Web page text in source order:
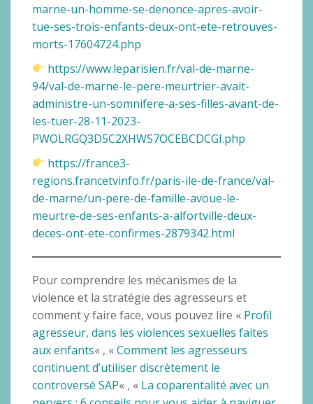
marne-un-homme-se-denonce-apres-avoir-
tue-ses-trois-enfants-deux-ont-ete-retrouves-
morts-17604724.php
https://www.leparisien.fr/val-de-marne-
94/val-de-marne-le-pere-meurtrier-avait-
administre-un-somnifere-a-ses-filles-avant-de-
les-tuer-28-11-2023-
PWOLRGQ3D5C2XHWS7OCEBCDCGI.php
https://france3-
regions.francetvinfo.fr/paris-ile-de-france/val-
de-marne/un-pere-de-famille-avoue-le-
meurtre-de-ses-enfants-a-alfortville-deux-
deces-ont-ete-confirmes-2879342.html
Pour comprendre les mécanismes de la
violence et la stratégie des agresseurs et
comment y faire face, vous pouvez lire « Profil
agresseur, dans les violences sexuelles faites
aux enfants« , «Comment les agresseurs
continuent d’utiliser discrètement le
controversé SAP« , « La coparentalité avec un